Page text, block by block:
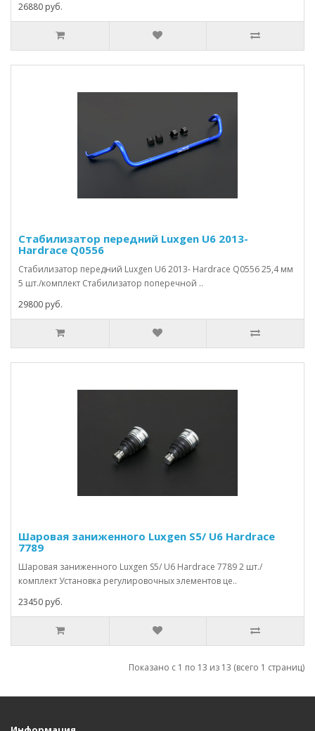
26880 руб.
Стабилизатор передний Luxgen U6 2013-
Hardrace Q0556
Стабилизатор передний Luxgen U6 2013- Hardrace Q0556 25,4 мм
5 шт./комплект Стабилизатор поперечной ..
29800 руб.
Шаровая заниженного Luxgen S5/ U6 Hardrace
7789
Шаровая заниженного Luxgen S5/ U6 Hardrace 7789 2 шт./
комплект Установка регулировочных элементов це..
23450 руб.
Показано с 1 по 13 из 13 (всего 1 страниц)